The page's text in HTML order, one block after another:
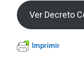
Ver Decreto
Imprimir